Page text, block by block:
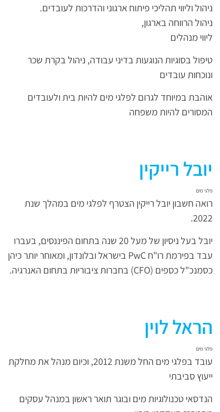
ניהול וליווי תהליכי פיתוח ארגוני והדרכות לעובדים.
ניהול הרווחה בארגון,
ליווי מנהלים
טיפול בסוגיות הנוגעות בדיני עבודה, ניהול בקרת שכר
ונוכחות עובדים
אוהבת במיוחד לגרום לפלגי מים להיות בית ולעובדים
המסורים להיות משפחה
יובל רייקין
פלגי מים
רואה חשבון יובל רייקין הצטרף לפלגי מים במהלך שנת
2022.
יובל בעל ניסיון של מעל 20 שנה בתחום הפיננסים, בעברו
עבד בפירמת רו"ח PwC בישראל ובלונדון, ומאוחר יותר כיהן
כסמנכ"ל כספים (CFO) בחברות ציבוריות בתחום האנרגיה.
הראל לוין
פלגי מים
עובד בפלגי מים החל משנת 2012, וכיום מנהל את מחלקת
ייעוץ סביבתי
הנדסאי טכנולוגיות מים ובוגר תואר ראשון במנהל עסקים